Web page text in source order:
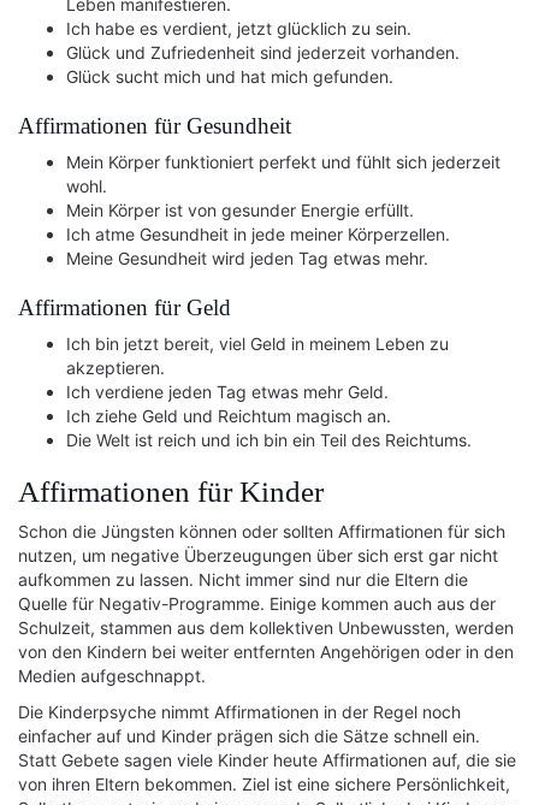
Leben manifestieren.
Ich habe es verdient, jetzt glücklich zu sein.
Glück und Zufriedenheit sind jederzeit vorhanden.
Glück sucht mich und hat mich gefunden.
Affirmationen für Gesundheit
Mein Körper funktioniert perfekt und fühlt sich jederzeit
wohl.
Mein Körper ist von gesunder Energie erfüllt.
Ich atme Gesundheit in jede meiner Körperzellen.
Meine Gesundheit wird jeden Tag etwas mehr.
Affirmationen für Geld
Ich bin jetzt bereit, viel Geld in meinem Leben zu
akzeptieren.
Ich verdiene jeden Tag etwas mehr Geld.
Ich ziehe Geld und Reichtum magisch an.
Die Welt ist reich und ich bin ein Teil des Reichtums.
Affirmationen für Kinder
Schon die Jüngsten können oder sollten Affirmationen für sich
nutzen, um negative Überzeugungen über sich erst gar nicht
aufkommen zu lassen. Nicht immer sind nur die Eltern die
Quelle für Negativ-Programme. Einige kommen auch aus der
Schulzeit, stammen aus dem kollektiven Unbewussten, werden
von den Kindern bei weiter entfernten Angehörigen oder in den
Medien aufgeschnappt.
Die Kinderpsyche nimmt Affirmationen in der Regel noch
einfacher auf und Kinder prägen sich die Sätze schnell ein.
Statt Gebete sagen viele Kinder heute Affirmationen auf, die sie
von ihren Eltern bekommen. Ziel ist eine sichere Persönlichkeit,